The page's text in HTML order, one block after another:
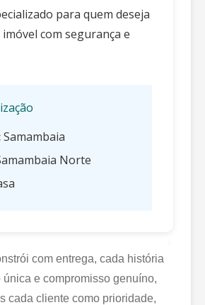
para quem deseja
com segurança e
Samambaia
Norte
com entrega, cada história
única e compromisso genuíno,
cada cliente como prioridade,